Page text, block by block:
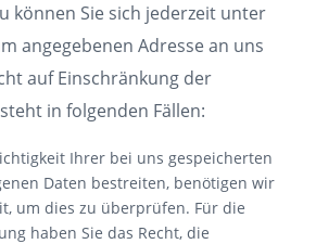
können Sie sich jederzeit unter
angegebenen Adresse an uns
auf Einschränkung der
in folgenden Fällen:
Ihrer bei uns gespeicherten
Daten bestreiten, benötigen wir
um dies zu überprüfen. Für die
haben Sie das Recht, die